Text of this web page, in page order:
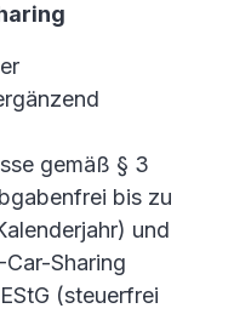
gemäß § 3
bis zu
und
Sharing
(steuerfrei